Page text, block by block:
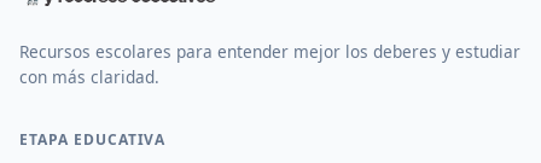
Recursos escolares para entender mejor los deberes y estudiar
con más claridad.
ETAPA EDUCATIVA